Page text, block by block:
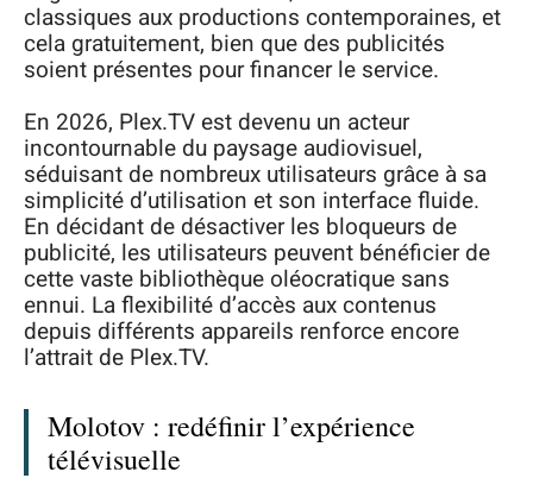
classiques aux productions contemporaines, et
cela gratuitement, bien que des publicités
soient présentes pour financer le service.
En 2026, Plex.TV est devenu un acteur
incontournable du paysage audiovisuel,
séduisant de nombreux utilisateurs grâce à sa
simplicité d’utilisation et son interface fluide.
En décidant de désactiver les bloqueurs de
publicité, les utilisateurs peuvent bénéficier de
cette vaste bibliothèque oléocratique sans
ennui. La flexibilité d’accès aux contenus
depuis différents appareils renforce encore
l’attrait de Plex.TV.
Molotov : redéfinir l’expérience
télévisuelle